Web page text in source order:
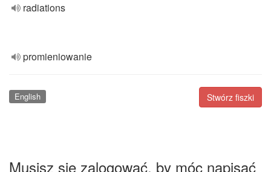
radiations
promieniowanie
Stwórz fiszki
English
Musisz się zalogować, by móc napisać